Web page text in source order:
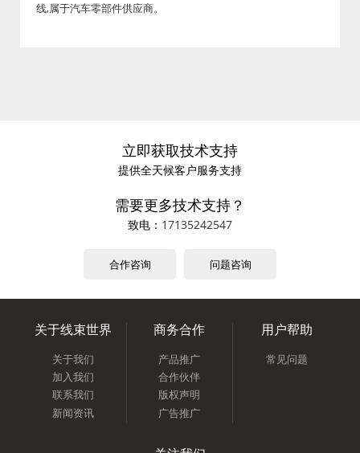
线,属于汽车零部件供应商。
立即获取技术支持
提供全天候客户服务支持
需要更多技术支持？
致电： 17135242547
合作咨询 问题咨询
关于线束世界
关于我们
加入我们
联系我们
新闻资讯
商务合作
产品推广
合作伙伴
版权声明
广告推广
用户帮助
常见问题